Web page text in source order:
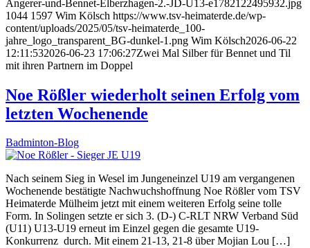
Angerer-und-Bennet-Elberzhagen-2.-JD-U13-e1782122495932.jpg
1044 1597 Wim Kölsch https://www.tsv-heimaterde.de/wp-
content/uploads/2025/05/tsv-heimaterde_100-
jahre_logo_transparent_BG-dunkel-1.png Wim Kölsch2026-06-22
12:11:532026-06-23 17:06:27Zwei Mal Silber für Bennet und Til
mit ihren Partnern im Doppel
Noe Rößler wiederholt seinen Erfolg vom
letzten Wochenende
Badminton-Blog
Nach seinem Sieg in Wesel im Jungeneinzel U19 am vergangenen
Wochenende bestätigte Nachwuchshoffnung Noe Rößler vom TSV
Heimaterde Mülheim jetzt mit einem weiteren Erfolg seine tolle
Form. In Solingen setzte er sich 3. (D-) C-RLT NRW Verband Süd
(U11) U13-U19 erneut im Einzel gegen die gesamte U19-
Konkurrenz durch. Mit einem 21-13, 21-8 über Mojian Lou […]